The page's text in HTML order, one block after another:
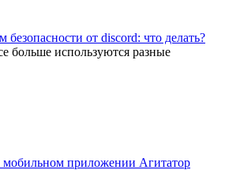
от discord: что делать?
больше используются разные
мобильном приложении Агитатор